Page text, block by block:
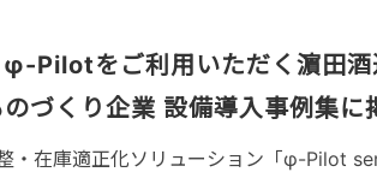
φ-Pilotをご利用いただく濵田
づくり企業 設備導入事例集に
・在庫適正化ソリューション「φ-Pilot